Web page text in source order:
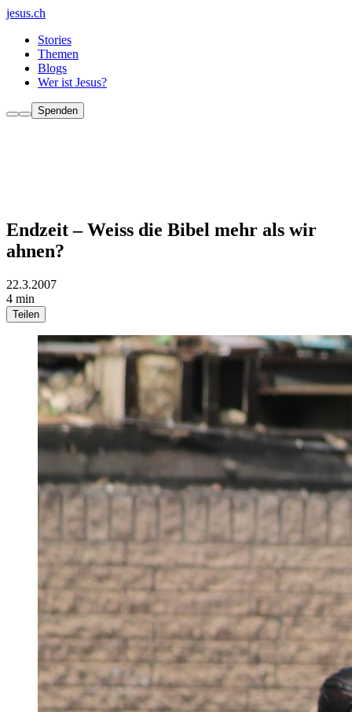
jesus.ch
Stories
Themen
Blogs
Wer ist Jesus?
Spenden
Endzeit – Weiss die Bibel mehr als wir
ahnen?
22.3.2007
4 min
Teilen